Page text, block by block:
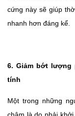
cứng này sẽ giúp
nhanh hơn đáng kể.
6. Giảm bớt lượng
tính
Một trong những